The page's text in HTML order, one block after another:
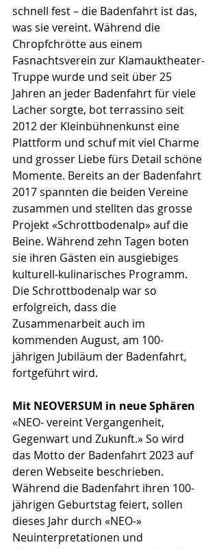
schnell fest – die Badenfahrt ist das,
was sie vereint. Während die
Chropfchrötte aus einem
Fasnachtsverein zur Klamauktheater-
Truppe wurde und seit über 25
Jahren an jeder Badenfahrt für viele
Lacher sorgte, bot terrassino seit
2012 der Kleinbühnenkunst eine
Plattform und schuf mit viel Charme
und grosser Liebe fürs Detail schöne
Momente. Bereits an der Badenfahrt
2017 spannten die beiden Vereine
zusammen und stellten das grosse
Projekt «Schrottbodenalp» auf die
Beine. Während zehn Tagen boten
sie ihren Gästen ein ausgiebiges
kulturell-kulinarisches Programm.
Die Schrottbodenalp war so
erfolgreich, dass die
Zusammenarbeit auch im
kommenden August, am 100-
jährigen Jubiläum der Badenfahrt,
fortgeführt wird.
Mit NEOVERSUM in neue Sphären
«NEO- vereint Vergangenheit,
Gegenwart und Zukunft.» So wird
das Motto der Badenfahrt 2023 auf
deren Webseite beschrieben.
Während die Badenfahrt ihren 100-
jährigen Geburtstag feiert, sollen
dieses Jahr durch «NEO-»
Neuinterpretationen und